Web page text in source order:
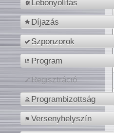
Lebonyolítás
Díjazás
Szponzorok
Program
Regisztráció
Programbizottság
Versenyhelyszín